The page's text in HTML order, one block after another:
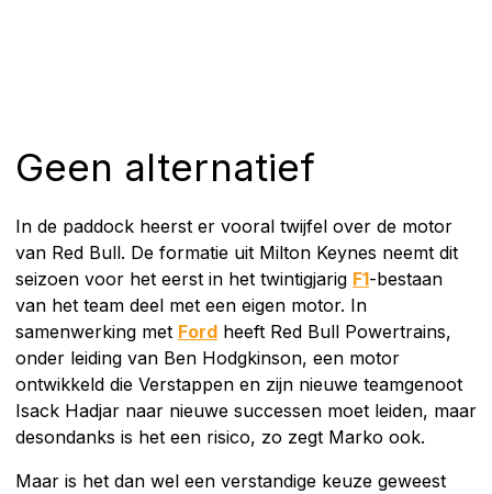
Geen alternatief
In de paddock heerst er vooral twijfel over de motor
van Red Bull. De formatie uit Milton Keynes neemt dit
seizoen voor het eerst in het twintigjarig F1-bestaan
van het team deel met een eigen motor. In
samenwerking met Ford heeft Red Bull Powertrains,
onder leiding van Ben Hodgkinson, een motor
ontwikkeld die Verstappen en zijn nieuwe teamgenoot
Isack Hadjar naar nieuwe successen moet leiden, maar
desondanks is het een risico, zo zegt Marko ook.
Maar is het dan wel een verstandige keuze geweest